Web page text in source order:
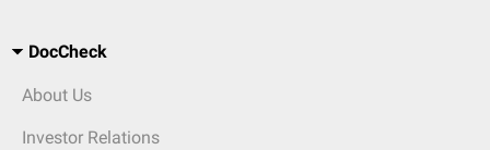
DocCheck
About Us
Investor Relations